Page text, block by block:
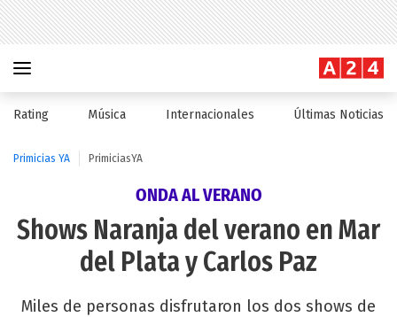
Rating Música Internacionales Últimas Noticias
Primicias YA PrimiciasYA
ONDA AL VERANO
Shows Naranja del verano en Mar
del Plata y Carlos Paz
Miles de personas disfrutaron los dos shows de